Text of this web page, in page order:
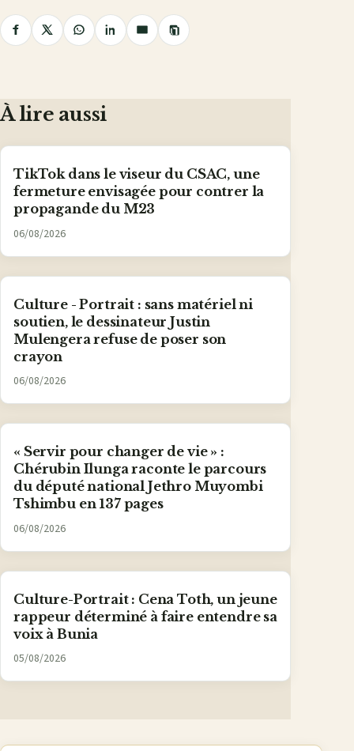
PartagerPartagerPartagerPartagerPartager
Copier
le
À lire aussi
TikTok dans le viseur du CSAC, une
fermeture envisagée pour contrer la
propagande du M23
06/08/2026
Culture - Portrait : sans matériel ni
soutien, le dessinateur Justin
Mulengera refuse de poser son
crayon
06/08/2026
« Servir pour changer de vie » :
Chérubin Ilunga raconte le parcours
du député national Jethro Muyombi
Tshimbu en 137 pages
06/08/2026
Culture-Portrait : Cena Toth, un jeune
rappeur déterminé à faire entendre sa
voix à Bunia
05/08/2026